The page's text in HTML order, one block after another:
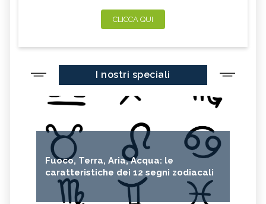
CLICCA QUI
I nostri speciali
Fuoco, Terra, Aria, Acqua: le
caratteristiche dei 12 segni zodiacali